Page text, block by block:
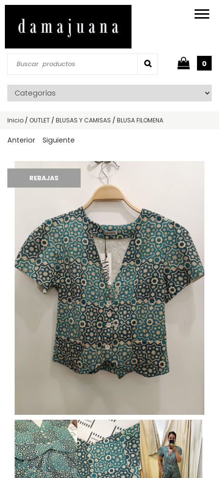
0
Inicio / OUTLET / BLUSAS Y CAMISAS / BLUSA FILOMENA
Anterior Siguiente
REBAJAS